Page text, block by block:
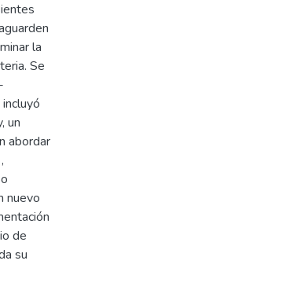
la
Se
un
abordar
nuevo
de
su